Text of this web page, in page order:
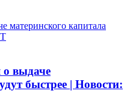
материнского капитала
о выдаче
быстрее | Новости: